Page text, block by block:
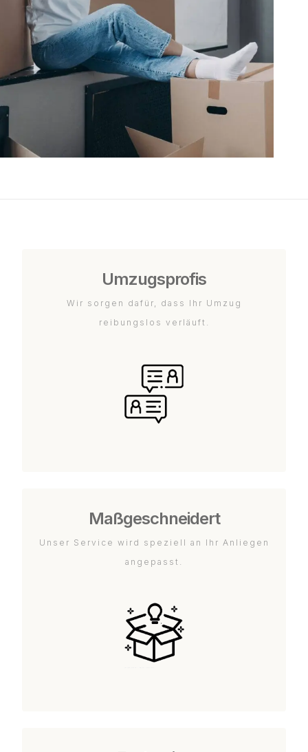
Umzugsprofis
Wir sorgen dafür, dass Ihr Umzug
reibungslos verläuft.
Maßgeschneidert
Unser Service wird speziell an Ihr Anliegen
angepasst.